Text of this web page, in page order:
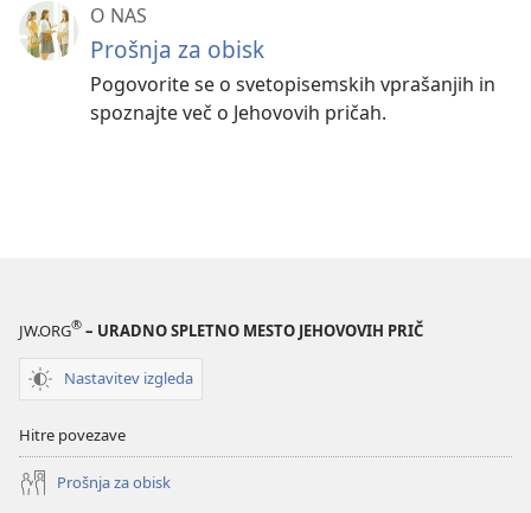
O NAS
Prošnja za obisk
Pogovorite se o svetopisemskih vprašanjih in
spoznajte več o Jehovovih pričah.
JW.ORG® – URADNO SPLETNO MESTO JEHOVOVIH PRIČ
Nastavitev izgleda
Hitre povezave
Prošnja za obisk